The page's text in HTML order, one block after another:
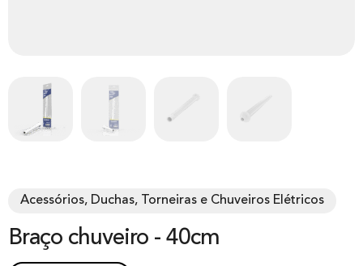
Acessórios, Duchas, Torneiras e Chuveiros Elétricos
Braço chuveiro - 40cm